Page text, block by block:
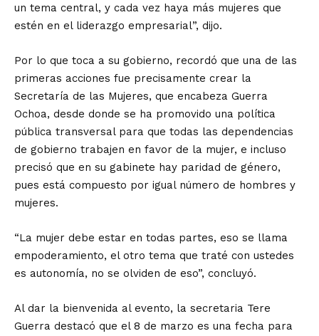
un tema central, y cada vez haya más mujeres que
estén en el liderazgo empresarial”, dijo.
Por lo que toca a su gobierno, recordó que una de las
primeras acciones fue precisamente crear la
Secretaría de las Mujeres, que encabeza Guerra
Ochoa, desde donde se ha promovido una política
pública transversal para que todas las dependencias
de gobierno trabajen en favor de la mujer, e incluso
precisó que en su gabinete hay paridad de género,
pues está compuesto por igual número de hombres y
mujeres.
“La mujer debe estar en todas partes, eso se llama
empoderamiento, el otro tema que traté con ustedes
es autonomía, no se olviden de eso”, concluyó.
Al dar la bienvenida al evento, la secretaria Tere
Guerra destacó que el 8 de marzo es una fecha para